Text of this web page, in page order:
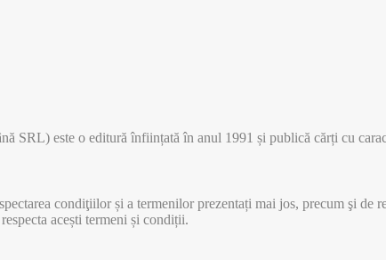
SRL) este o editură înființată în anul 1991 și publică cărți cu
condiţiilor și a termenilor prezentați mai jos, precum şi de
acești termeni și condiții.